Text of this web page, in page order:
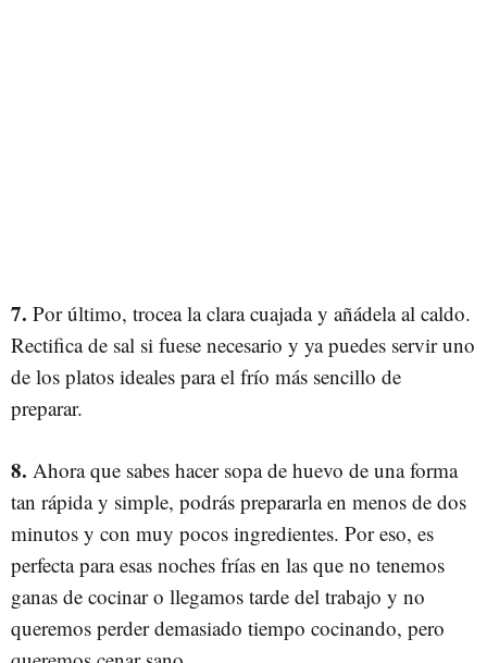
7. Por último, trocea la clara cuajada y añádela al caldo.
Rectifica de sal si fuese necesario y ya puedes servir uno
de los platos ideales para el frío más sencillo de
preparar.
8. Ahora que sabes hacer sopa de huevo de una forma
tan rápida y simple, podrás prepararla en menos de dos
minutos y con muy pocos ingredientes. Por eso, es
perfecta para esas noches frías en las que no tenemos
ganas de cocinar o llegamos tarde del trabajo y no
queremos perder demasiado tiempo cocinando, pero